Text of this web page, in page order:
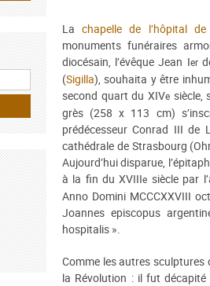
Lachapelle de l’hôpital
monuments funéraires
diocésain, l’évêque Jean Ier
(Sigilla), souhaita y être
second quart du XIVe siècle,
grès (258 x 113 cm)
prédécesseur Conrad III
cathédrale de Strasbourg
Aujourd’hui disparue,
à la fin du XVIIIe siècle par
Anno Domini MCCCXXVIII
Joannes episcopus
hospitalis ».
Comme les autres sculptures
la Révolution : il fut